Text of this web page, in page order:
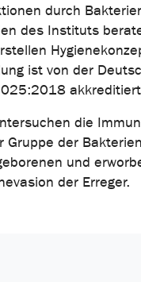
durch
des Instituts
ist von der
die
der
und
der Erreger.